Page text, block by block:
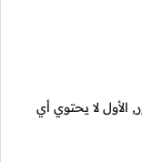
الأول لا يحتوي أي